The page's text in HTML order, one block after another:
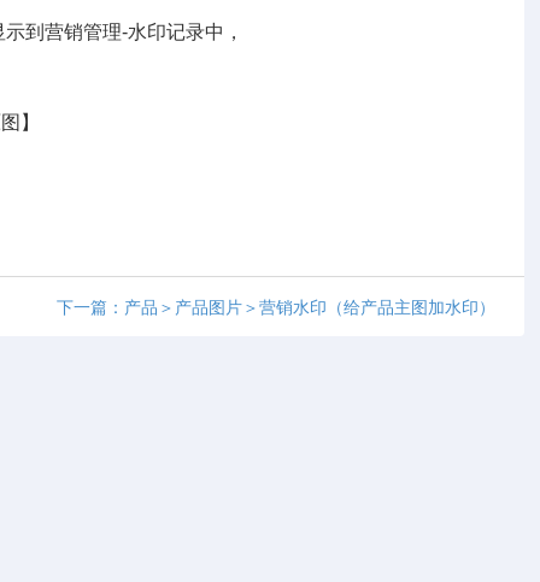
到营销管理-水印记录中，
】
下一篇：产品＞产品图片＞营销水印（给产品主图加水印）